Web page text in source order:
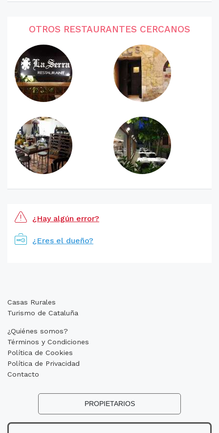
OTROS RESTAURANTES CERCANOS
¿Hay algún error?
¿Eres el dueño?
Casas Rurales
Turismo de Cataluña
¿Quiénes somos?
Términos y Condiciones
Política de Cookies
Política de Privacidad
Contacto
PROPIETARIOS